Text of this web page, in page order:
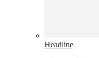
Headline